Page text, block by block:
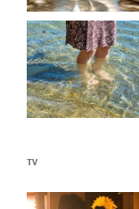
TV